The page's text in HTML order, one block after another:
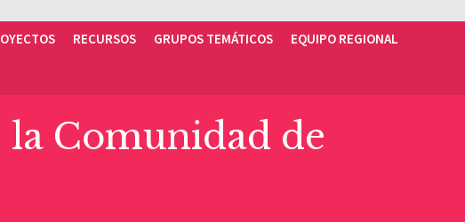
RECURSOS GRUPOS TEMÁTICOS EQUIPO REGIONAL
Comunidad de